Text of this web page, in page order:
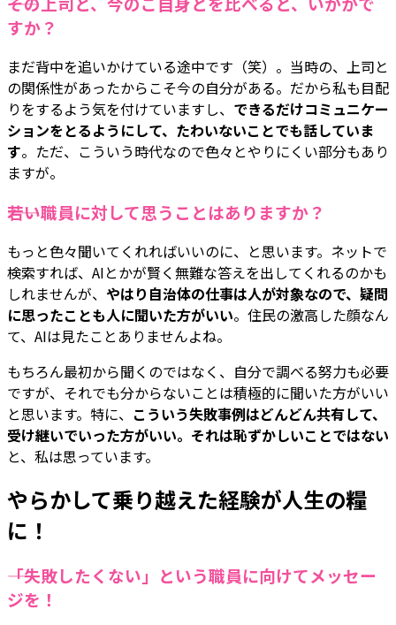
すか？
まだ背中を追いかけている途中です（笑）。当時の、上司と
の関係性があったからこそ今の自分がある。だから私も目配
りをするよう気を付けていますし、 できるだけコミュニケー
ションをとるようにして、たわいないことでも話していま
す。ただ、こういう時代なので色々とやりにくい部分もあり
ますが。
――若い職員に対して思うことはありますか？
もっと色々聞いてくれればいいのに、と思います。ネットで
検索すれば、AIとかが賢く無難な答えを出してくれるのかも
しれませんが、 やはり自治体の仕事は人が対象なので、疑問
に思ったことも人に聞いた方がいい。住民の激高した顔なん
て、AIは見たことありませんよね。
もちろん最初から聞くのではなく、自分で調べる努力も必要
ですが、それでも分からないことは積極的に聞いた方がいい
と思います。特に、 こういう失敗事例はどんどん共有して、
受け継いでいった方がいい。それは恥ずかしいことではない
と、私は思っています。
やらかして乗り越えた経験が人生の糧
に！
――「失敗したくない」という職員に向けてメッセー
ジを！